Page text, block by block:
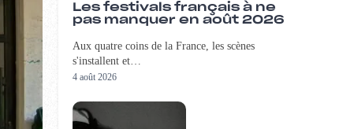
Les festivals français à ne
pas manquer en août 2026
Aux quatre coins de la France, les scènes
s'installent et…
4 août 2026